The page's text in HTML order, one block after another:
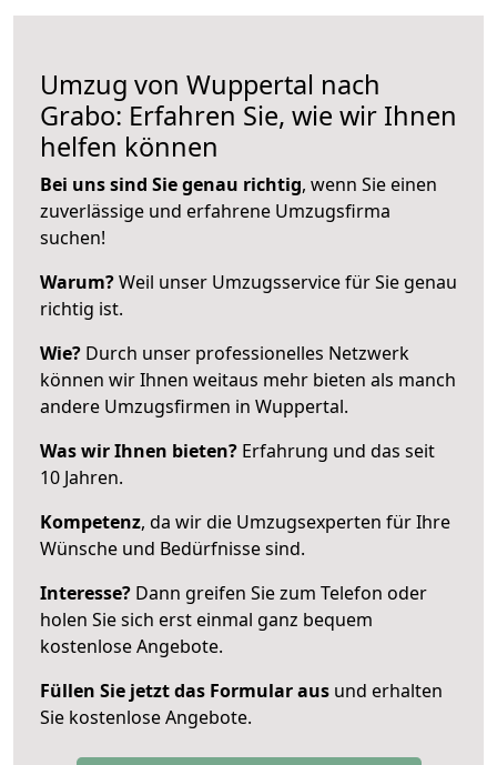
Umzug von Wuppertal nach
Grabo: Erfahren Sie, wie wir Ihnen
helfen können
Bei uns sind Sie genau richtig, wenn Sie einen
zuverlässige und erfahrene Umzugsfirma
suchen!
Warum?Weil unser Umzugsservice für Sie genau
richtig ist.
Wie? Durch unser professionelles Netzwerk
können wir Ihnen weitaus mehr bieten als manch
andere Umzugsfirmen in Wuppertal.
Was wir Ihnen bieten? Erfahrung und das seit
10 Jahren.
Kompetenz, da wir die Umzugsexperten für Ihre
Wünsche und Bedürfnisse sind.
Interesse? Dann greifen Sie zum Telefon oder
holen Sie sich erst einmal ganz bequem
kostenlose Angebote.
Füllen Sie jetzt das Formular aus und erhalten
Sie kostenlose Angebote.